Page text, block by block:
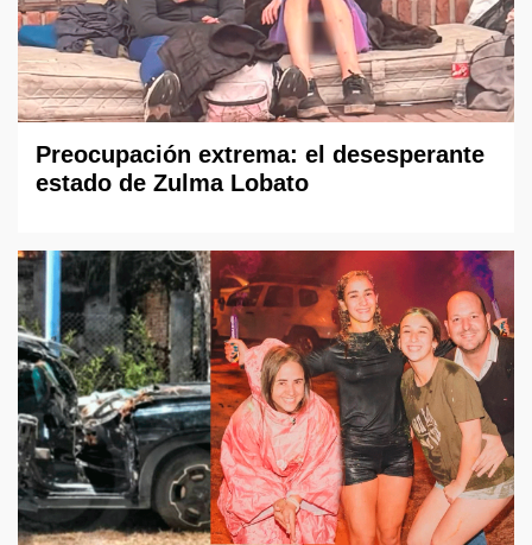
Preocupación extrema: el desesperante
estado de Zulma Lobato